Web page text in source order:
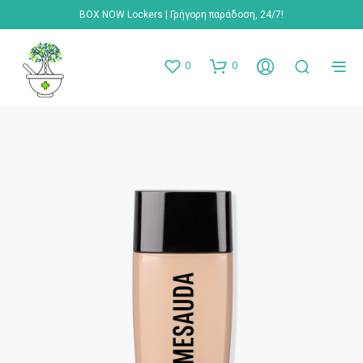
BOX NOW Lockers | Γρήγορη παράδοση, 24/7!
0 0